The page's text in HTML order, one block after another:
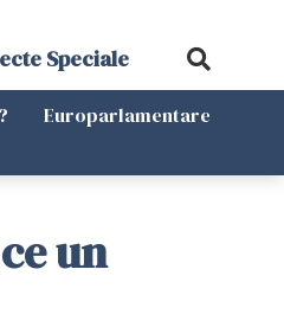
Speciale
Europarlamentare
un